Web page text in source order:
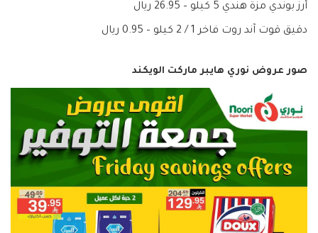
أرز بوندي مزة هندي 5 كيلو – 26.95 ريال
دقيق قوت آند روت فاخر 1 / 2 كيلو – 0.95 ريال
صور عروض نوري هايبر ماركت الويكند